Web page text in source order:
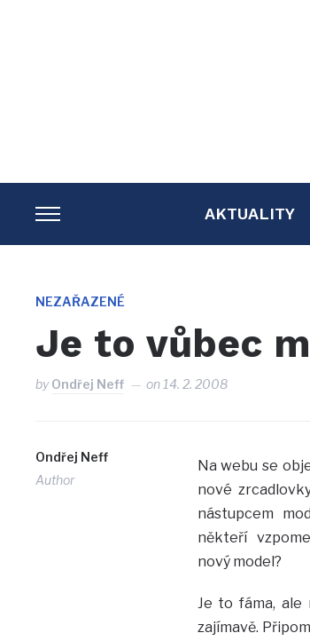
TOGGLE
SIDEBAR
NAVIGATION
AKTUALITY
NEZAŘAZENÉ
Je to vůbec
byOndřej Neff on 14. 2. 2008
Ondřej Neff
Author
Na webu se
nové
nástupcem
někteří
nový model?
Je to fáma, ale
zajímavě.